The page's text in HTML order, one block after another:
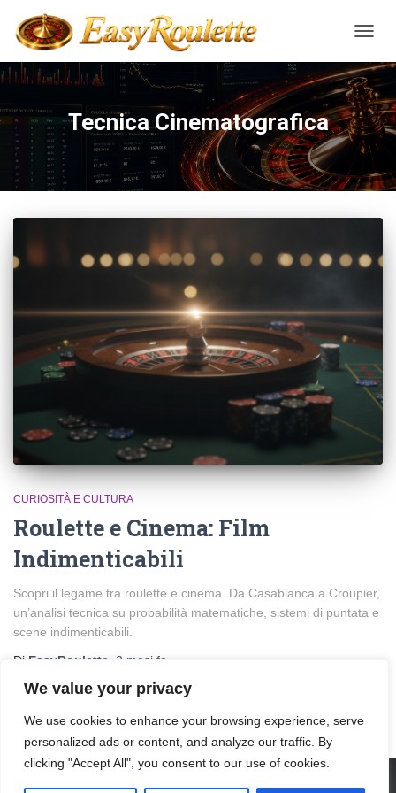
We value your privacy
We use cookies to enhance your browsing experience, serve
personalized ads or content, and analyze our traffic. By
clicking "Accept All", you consent to our use of cookies.
Tecnica Cinematografica
CURIOSITÀ E CULTURA
Roulette e Cinema: Film
Indimenticabili
Scopri il legame tra roulette e cinema. Da Casablanca a Croupier,
un’analisi tecnica su probabilità matematiche, sistemi di puntata e
scene indimenticabili.
Di EasyRoulette 2 mesi fa